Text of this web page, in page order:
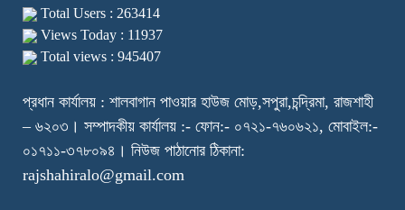
Total Users : 263414
Views Today : 11937
Total views : 945407
প্রধান কার্যালয় : শালবাগান পাওয়ার হাউজ মোড়,সপুরা,চন্দ্রিমা, রাজশাহী
– ৬২০৩। সম্পাদকীয় কার্যালয় :- ফোন:- ০৭২১-৭৬০৬২১, মোবাইল:-
০১৭১১-৩৭৮০৯৪। নিউজ পাঠানোর ঠিকানা:
rajshahiralo@gmail.com